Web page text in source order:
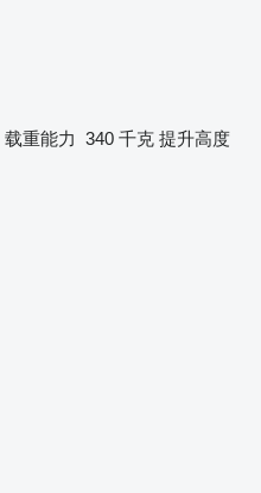
载重能力 340 千克 提升高度